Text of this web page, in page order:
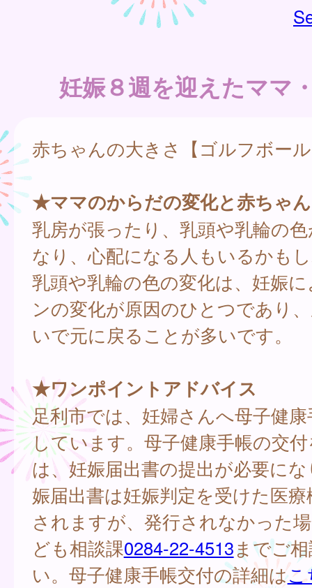
妊娠８週を迎えたママ
赤ちゃんの大きさ【ゴルフボー
★ママのからだの変化と赤ちゃ
乳房が張ったり、乳頭や乳輪の
なり、心配になる人もいるかも
乳頭や乳輪の色の変化は、妊娠
ンの変化が原因のひとつであり
いで元に戻ることが多いです。
★ワンポイントアドバイス
足利市では、妊婦さんへ母子健
しています。母子健康手帳の交
は、妊娠届出書の提出が必要に
娠届出書は妊娠判定を受けた医
されますが、発行されなかった
ども相談課0284-22-4513までご
い。母子健康手帳交付の詳細はこ